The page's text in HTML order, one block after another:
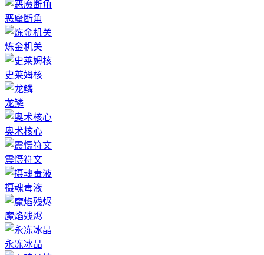
恶魔断角
炼金机关
史莱姆核
龙鳞
奥术核心
震慑符文
摄魂毒液
魔焰残烬
永冻冰晶